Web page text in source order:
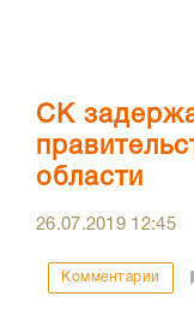
СК
области
26.07.2019 12:45
Комментарии